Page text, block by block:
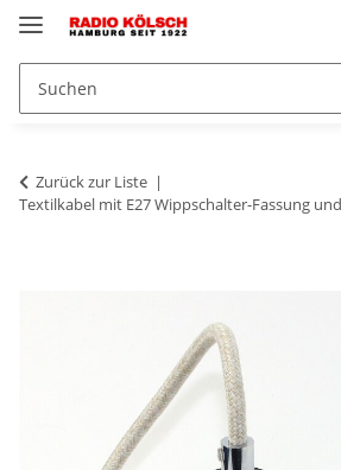
Zurück zur Liste
Textilkabel mit E27 Wippschalter-Fassung